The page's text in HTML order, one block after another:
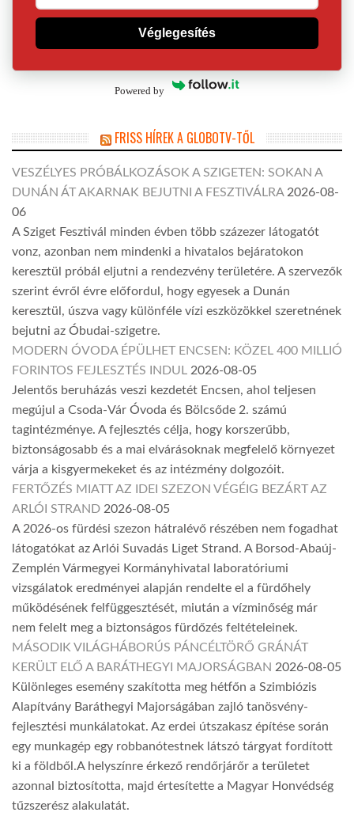
Véglegesítés
Powered by
FRISS HÍREK A GLOBOTV-TŐL
VESZÉLYES PRÓBÁLKOZÁSOK A SZIGETEN: SOKAN A
DUNÁN ÁT AKARNAK BEJUTNI A FESZTIVÁLRA 2026-08-
06
A Sziget Fesztivál minden évben több százezer látogatót
vonz, azonban nem mindenki a hivatalos bejáratokon
keresztül próbál eljutni a rendezvény területére. A szervezők
szerint évről évre előfordul, hogy egyesek a Dunán
keresztül, úszva vagy különféle vízi eszközökkel szeretnének
bejutni az Óbudai-szigetre.
MODERN ÓVODA ÉPÜLHET ENCSEN: KÖZEL 400 MILLIÓ
FORINTOS FEJLESZTÉS INDUL 2026-08-05
Jelentős beruházás veszi kezdetét Encsen, ahol teljesen
megújul a Csoda-Vár Óvoda és Bölcsőde 2. számú
tagintézménye. A fejlesztés célja, hogy korszerűbb,
biztonságosabb és a mai elvárásoknak megfelelő környezet
várja a kisgyermekeket és az intézmény dolgozóit.
FERTŐZÉS MIATT AZ IDEI SZEZON VÉGÉIG BEZÁRT AZ
ARLÓI STRAND 2026-08-05
A 2026-os fürdési szezon hátralévő részében nem fogadhat
látogatókat az Arlói Suvadás Liget Strand. A Borsod-Abaúj-
Zemplén Vármegyei Kormányhivatal laboratóriumi
vizsgálatok eredményei alapján rendelte el a fürdőhely
működésének felfüggesztését, miután a vízminőség már
nem felelt meg a biztonságos fürdőzés feltételeinek.
MÁSODIK VILÁGHÁBORÚS PÁNCÉLTÖRŐ GRÁNÁT
KERÜLT ELŐ A BARÁTHEGYI MAJORSÁGBAN 2026-08-05
Különleges esemény szakította meg hétfőn a Szimbiózis
Alapítvány Baráthegyi Majorságában zajló tanösvény-
fejlesztési munkálatokat. Az erdei útszakasz építése során
egy munkagép egy robbanótestnek látszó tárgyat fordított
ki a földből.A helyszínre érkező rendőrjárőr a területet
azonnal biztosította, majd értesítette a Magyar Honvédség
tűzszerész alakulatát.